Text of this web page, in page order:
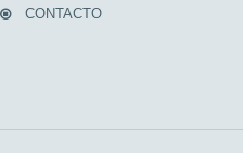
CONTACTO